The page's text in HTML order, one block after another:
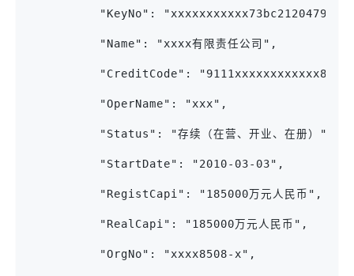
"KeyNo":
"Name": "xxxx有限责任公司",
"CreditCode":
"OperName": "xxx",
"Status": "存续（在营、开业、在册）",
"StartDate": "2010-03-03",
"RegistCapi": "185000万元人民币",
"RealCapi": "185000万元人民币",
"OrgNo": "xxxx8508-x",